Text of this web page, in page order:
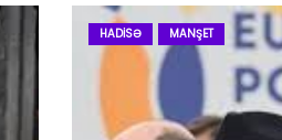
HADISƏ MANŞET